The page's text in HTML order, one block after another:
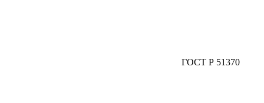
ГОСТ Р 51370